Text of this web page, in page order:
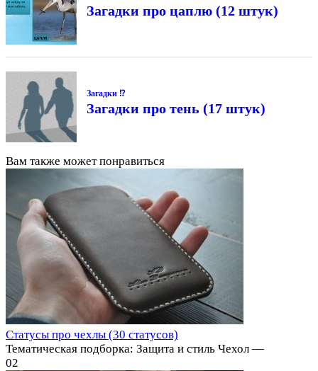
Загадки про цаплю (12 штук)
Загадки ⁉
Загадки про тень (17 штук)
Вам также может понравиться
Статусы про чехлы (30 статусов)
Тематическая подборка: Защита и стиль Чехол —
02